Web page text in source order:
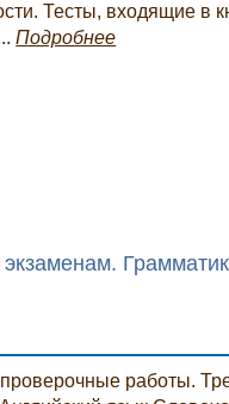
Тесты, входящие в
Подробнее
работы.